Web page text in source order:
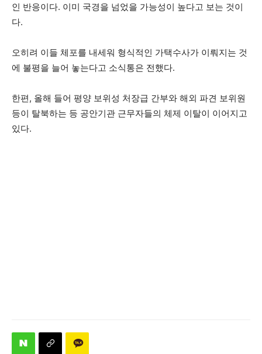
인 반응이다. 이미 국경을 넘었을 가능성이 높다고 보는 것이
다.
오히려 이들 체포를 내세워 형식적인 가택수사가 이뤄지는 것
에 불평을 늘어 놓는다고 소식통은 전했다.
한편, 올해 들어 평양 보위성 처장급 간부와 해외 파견 보위원
등이 탈북하는 등 공안기관 근무자들의 체제 이탈이 이어지고
있다.